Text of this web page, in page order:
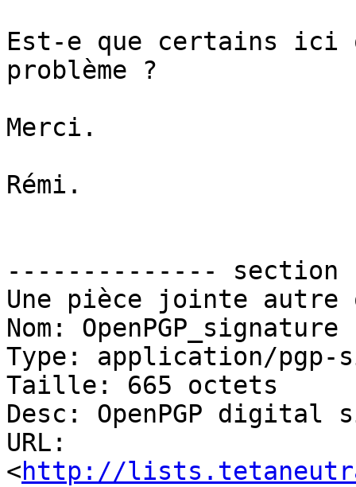
Est-e que certains ici
problème ?
Merci.
Rémi.
-------------- section
Une pièce jointe
Nom: OpenPGP_signature
Type: application/pgp-
Taille: 665 octets
Desc: OpenPGP digital
URL:
<http://